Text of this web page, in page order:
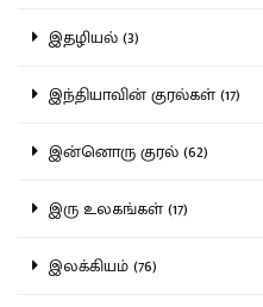
இதழியல் (3)
இந்தியாவின் குரல்கள் (17)
இன்னொரு குரல் (62)
இரு உலகங்கள் (17)
இலக்கியம் (76)